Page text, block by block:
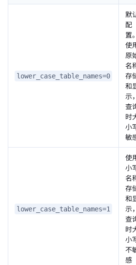
lower_case_table_names=0
默
配
置。
使
原
名
存
和
示，
查
时
小
敏
lower_case_table_names=1
使
小
名
存
和
示，
查
时
小
不
感